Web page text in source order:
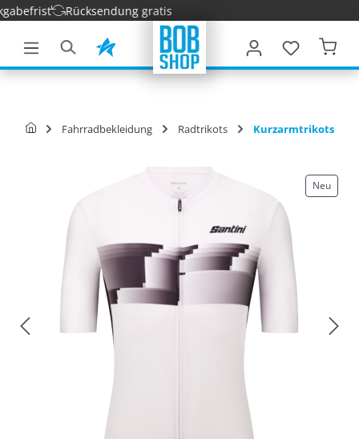
springen
Rücksendung gratis
Fahrradbekleidung Radtrikots Kurzarmtrikots
Neu